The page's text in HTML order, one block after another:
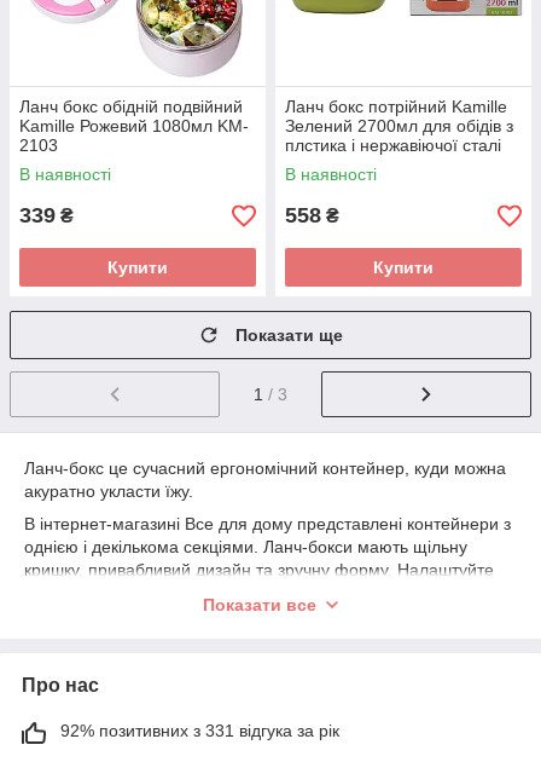
Ланч бокс обідній подвійний
Kamille Рожевий 1080мл KM-
2103
В наявності
339 ₴
Купити
Ланч бокс потрійний Kamille
Зелений 2700мл для обідів з
плстика і нержавіючої сталі
KM-2110
В наявності
558 ₴
Купити
Показати ще
1 / 3
Ланч-бокс це сучасний ергономічний контейнер, куди можна
акуратно укласти їжу.
В інтернет-магазині Все для дому представлені контейнери з
однією і декількома секціями. Ланч-бокси мають щільну
кришку, привабливий дизайн та зручну форму. Налаштуйте
моделі, що ідеально підходить за вашими параметрами.
пообідати будь-де. А ще вони допомагають вести здоровий
Замовте Ланч-бокс в інтернет-магазині "Все для дому".
Показати все
Про нас
92% позитивних з 331 відгука за рік